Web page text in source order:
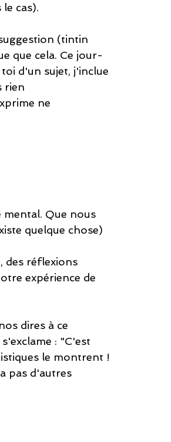
cas).
(tintin
que cela. Ce jour-
d'un sujet, j'inclue
rien
ne
Que nous
quelque chose)
des réflexions
expérience de
dires à ce
: "C'est
le montrent !
pas d'autres